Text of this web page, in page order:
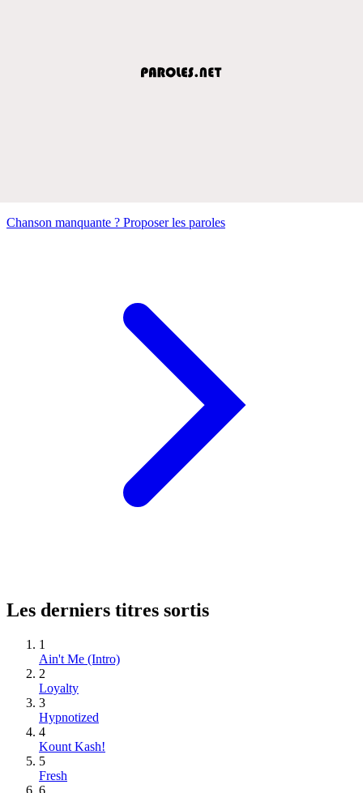
Chanson manquante ? Proposer les paroles
Les derniers titres sortis
1
Ain't Me (Intro)
2
Loyalty
3
Hypnotized
4
Kount Kash!
5
Fresh
6